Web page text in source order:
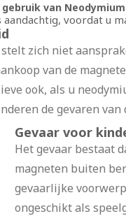
van
aandachtig, voordat u
stelt zich niet
van de
ook, als u
de gevaren van
Gevaar voor
Het gevaar bestaat
magneten buiten
gevaarlijke
ongeschikt als